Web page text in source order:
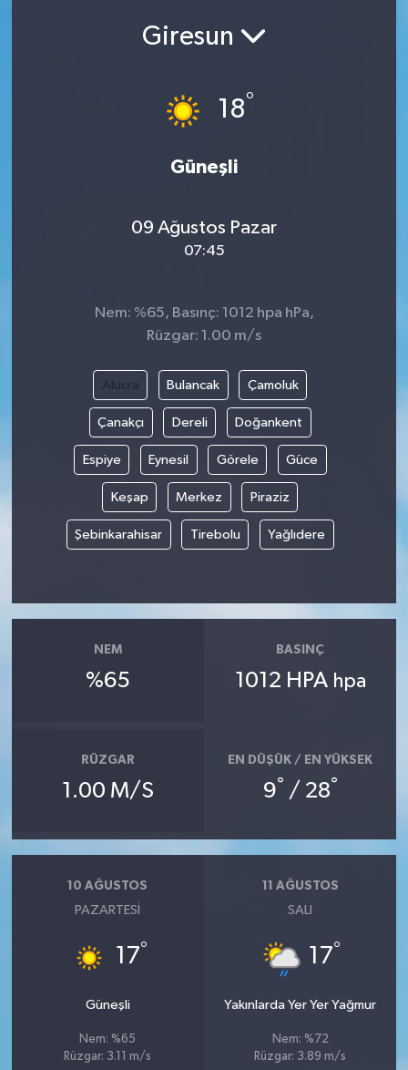
Giresun
18°
Güneşli
09 Ağustos Pazar
07:45
Nem: %65, Basınç: 1012 hpa hPa,
Rüzgar: 1.00 m/s
Alucra Bulancak Çamoluk
Çanakçı Dereli Doğankent
Espiye Eynesil Görele Güce
Keşap Merkez Piraziz
Şebinkarahisar Tirebolu Yağlıdere
NEM
%65
BASINÇ
1012 HPA hpa
RÜZGAR
1.00 M/S
EN DÜŞÜK / EN YÜKSEK
9° / 28°
10 AĞUSTOS
PAZARTESI
17°
Güneşli
Nem: %65
Rüzgar: 3.11 m/s
11 AĞUSTOS
SALI
17°
Yakınlarda Yer Yer Yağmur
Nem: %72
Rüzgar: 3.89 m/s